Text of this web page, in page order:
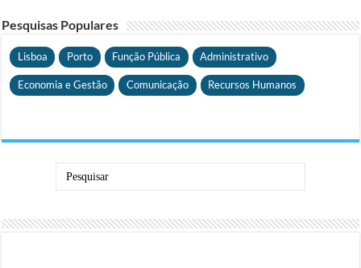
Pesquisas Populares
Lisboa Porto Função Pública Administrativo
Economia e Gestão Comunicação Recursos Humanos